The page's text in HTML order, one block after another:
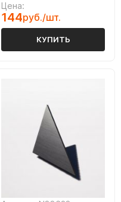
Цена:
144руб./шт.
КУПИТЬ